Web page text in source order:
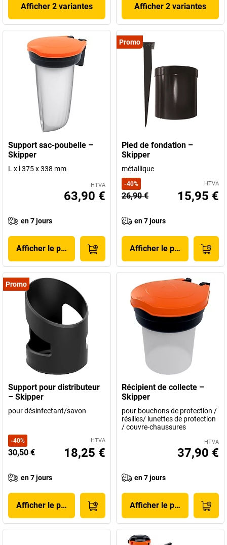
Afficher 2 variantes Afficher 2 variantes
Support sac-poubelle –
Skipper
L x l 375 x 338 mm
HTVA
63,90 €
en 7 jours
Afficher le produit
Promo
Pied de fondation –
Skipper
métallique
-40% HTVA
26,90 € 15,95 €
en 7 jours
Afficher le produit
Promo
Support pour distributeur
– Skipper
pour désinfectant/savon
-40% HTVA
30,50 € 18,25 €
en 7 jours
Afficher le produit
Récipient de collecte –
Skipper
pour bouchons de protection /
résilles/ lunettes de protection
/ couvre-chaussures
HTVA
37,90 €
en 7 jours
Afficher le produit